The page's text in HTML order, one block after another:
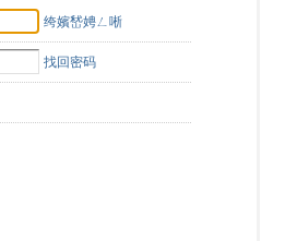
绔嬪嵆娉ㄥ唽
找回密码